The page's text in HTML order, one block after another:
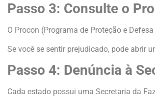
Passo 3: Consulte o
O Procon (Programa de Proteção e
Se você se sentir prejudicado, pode abrir
Passo 4: Denúncia à
Cada estado possui uma Secretaria da